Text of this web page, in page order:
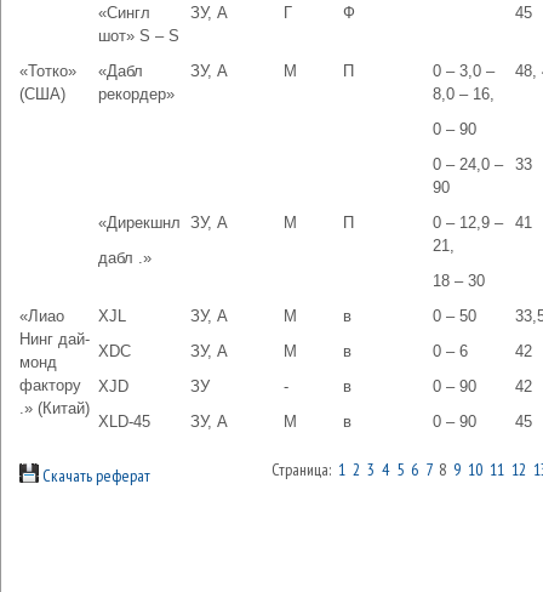
«Сингл
шот» S – S
ЗУ, А Г Ф 45
«Тотко»
(США)
«Дабл
рекордер»
ЗУ, А М П
0 – 3,0 –
8,0 – 16,
0 – 90
48,
0 – 24,0 –
90
33
«Дирекшнл
дабл .»
ЗУ, А М П
0 – 12,9 –
21,
18 – 30
41
«Лиао
Нинг дай-
монд
фактору
.» (Китай)
XJL
XDC
XJD
XLD-45
ЗУ, А
ЗУ, А
ЗУ
ЗУ, А
М
М
-
М
в
в
в
в
0 – 50
0 – 6
0 – 90
0 – 90
42
42
45
Скачать реферат Страница: 1 2 3 4 5 6 78 9 10 11 12